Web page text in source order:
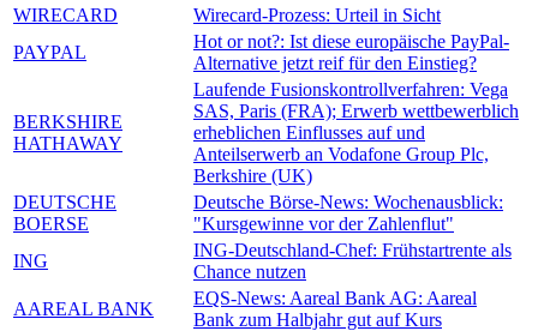
WIRECARD
Wirecard-Prozess: Urteil in Sicht
PAYPAL
Hot or not?: Ist diese europäische PayPal-
Alternative jetzt reif für den Einstieg?
BERKSHIRE
HATHAWAY
Laufende Fusionskontrollverfahren: Vega
SAS, Paris (FRA); Erwerb wettbewerblich
erheblichen Einflusses auf und
Anteilserwerb an Vodafone Group Plc,
Berkshire (UK)
DEUTSCHE
BOERSE
Deutsche Börse-News: Wochenausblick:
"Kursgewinne vor der Zahlenflut"
ING
ING-Deutschland-Chef: Frühstartrente als
Chance nutzen
AAREAL BANK
EQS-News: Aareal Bank AG: Aareal
Bank zum Halbjahr gut auf Kurs